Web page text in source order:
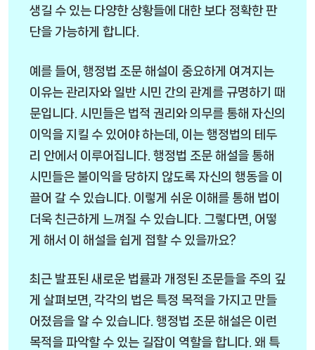
생길 수 있는 다양한 상황들에 대한 보다 정확한 판
단을 가능하게 합니다.
예를 들어, 행정법 조문 해설이 중요하게 여겨지는
이유는 관리자와 일반 시민 간의 관계를 규명하기 때
문입니다. 시민들은 법적 권리와 의무를 통해 자신의
이익을 지킬 수 있어야 하는데, 이는 행정법의 테두
리 안에서 이루어집니다. 행정법 조문 해설을 통해
시민들은 불이익을 당하지 않도록 자신의 행동을 이
끌어 갈 수 있습니다. 이렇게 쉬운 이해를 통해 법이
더욱 친근하게 느껴질 수 있습니다. 그렇다면, 어떻
게 해서 이 해설을 쉽게 접할 수 있을까요?
최근 발표된 새로운 법률과 개정된 조문들을 주의 깊
게 살펴보면, 각각의 법은 특정 목적을 가지고 만들
어졌음을 알 수 있습니다. 행정법 조문 해설은 이런
목적을 파악할 수 있는 길잡이 역할을 합니다. 왜 특